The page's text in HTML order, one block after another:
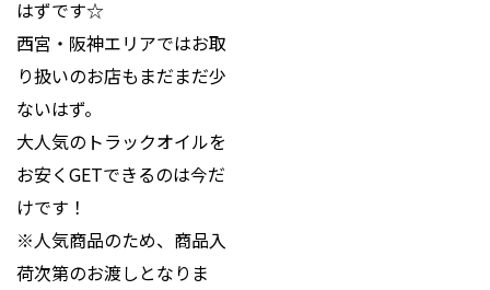
はずです☆
西宮・阪神エリアではお取
り扱いのお店もまだまだ少
ないはず。
大人気のトラックオイルを
お安くGETできるのは今だ
けです！
※人気商品のため、商品入
荷次第のお渡しとなりま